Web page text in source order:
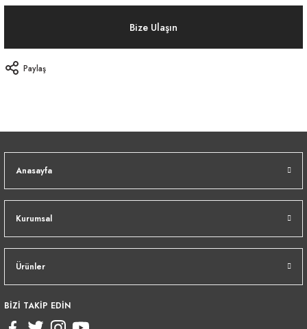
Bize Ulaşın
Paylaş
Anasayfa
Kurumsal
Ürünler
BİZİ TAKİP EDİN